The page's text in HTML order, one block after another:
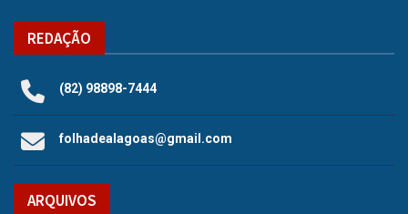
REDAÇÃO
(82) 98898-7444
folhadealagoas@gmail.com
ARQUIVOS